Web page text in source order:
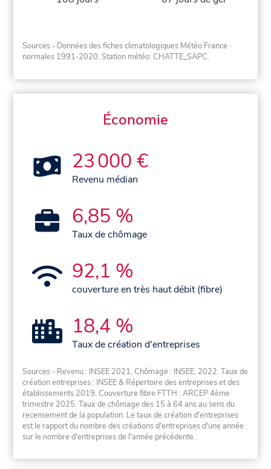
Sources - Données des fiches climatologiques Météo France ·
normales 1991-2020. Station météo: CHATTE_SAPC.
Économie
23 000 €
Revenu médian
6,85 %
Taux de chômage
92,1 %
couverture en très haut débit (fibre)
18,4 %
Taux de création d'entreprises
Sources - Revenu : INSEE 2021, Chômage : INSEE, 2022. Taux de
création entreprises : INSEE & Répertoire des entreprises et des
établissements 2019. Couverture fibre FTTH : ARCEP 4ème
trimestre 2025. Taux de chômage des 15 à 64 ans au sens du
recensement de la population. Le taux de création d'entreprises
est le rapport du nombre des créations d'entreprises d'une année
sur le nombre d'entreprises de l'année précédente.